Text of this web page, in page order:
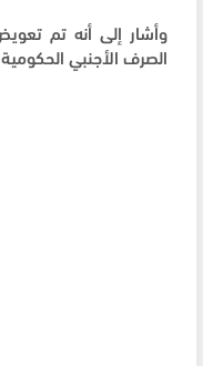
وأشار إلى أنه تم
الصرف الأجنبي الحكومية بمبلغ